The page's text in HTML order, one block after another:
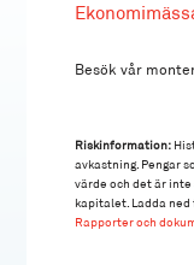
Besök vår
Riskinformation:
avkastning. Pengar
värde och det är
kapitalet. Ladda
Rapporter och